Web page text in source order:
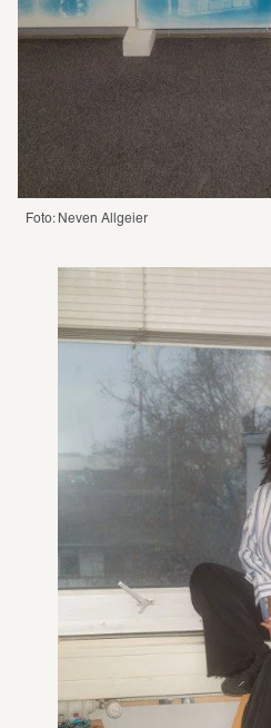
Foto: Neven Allgeier